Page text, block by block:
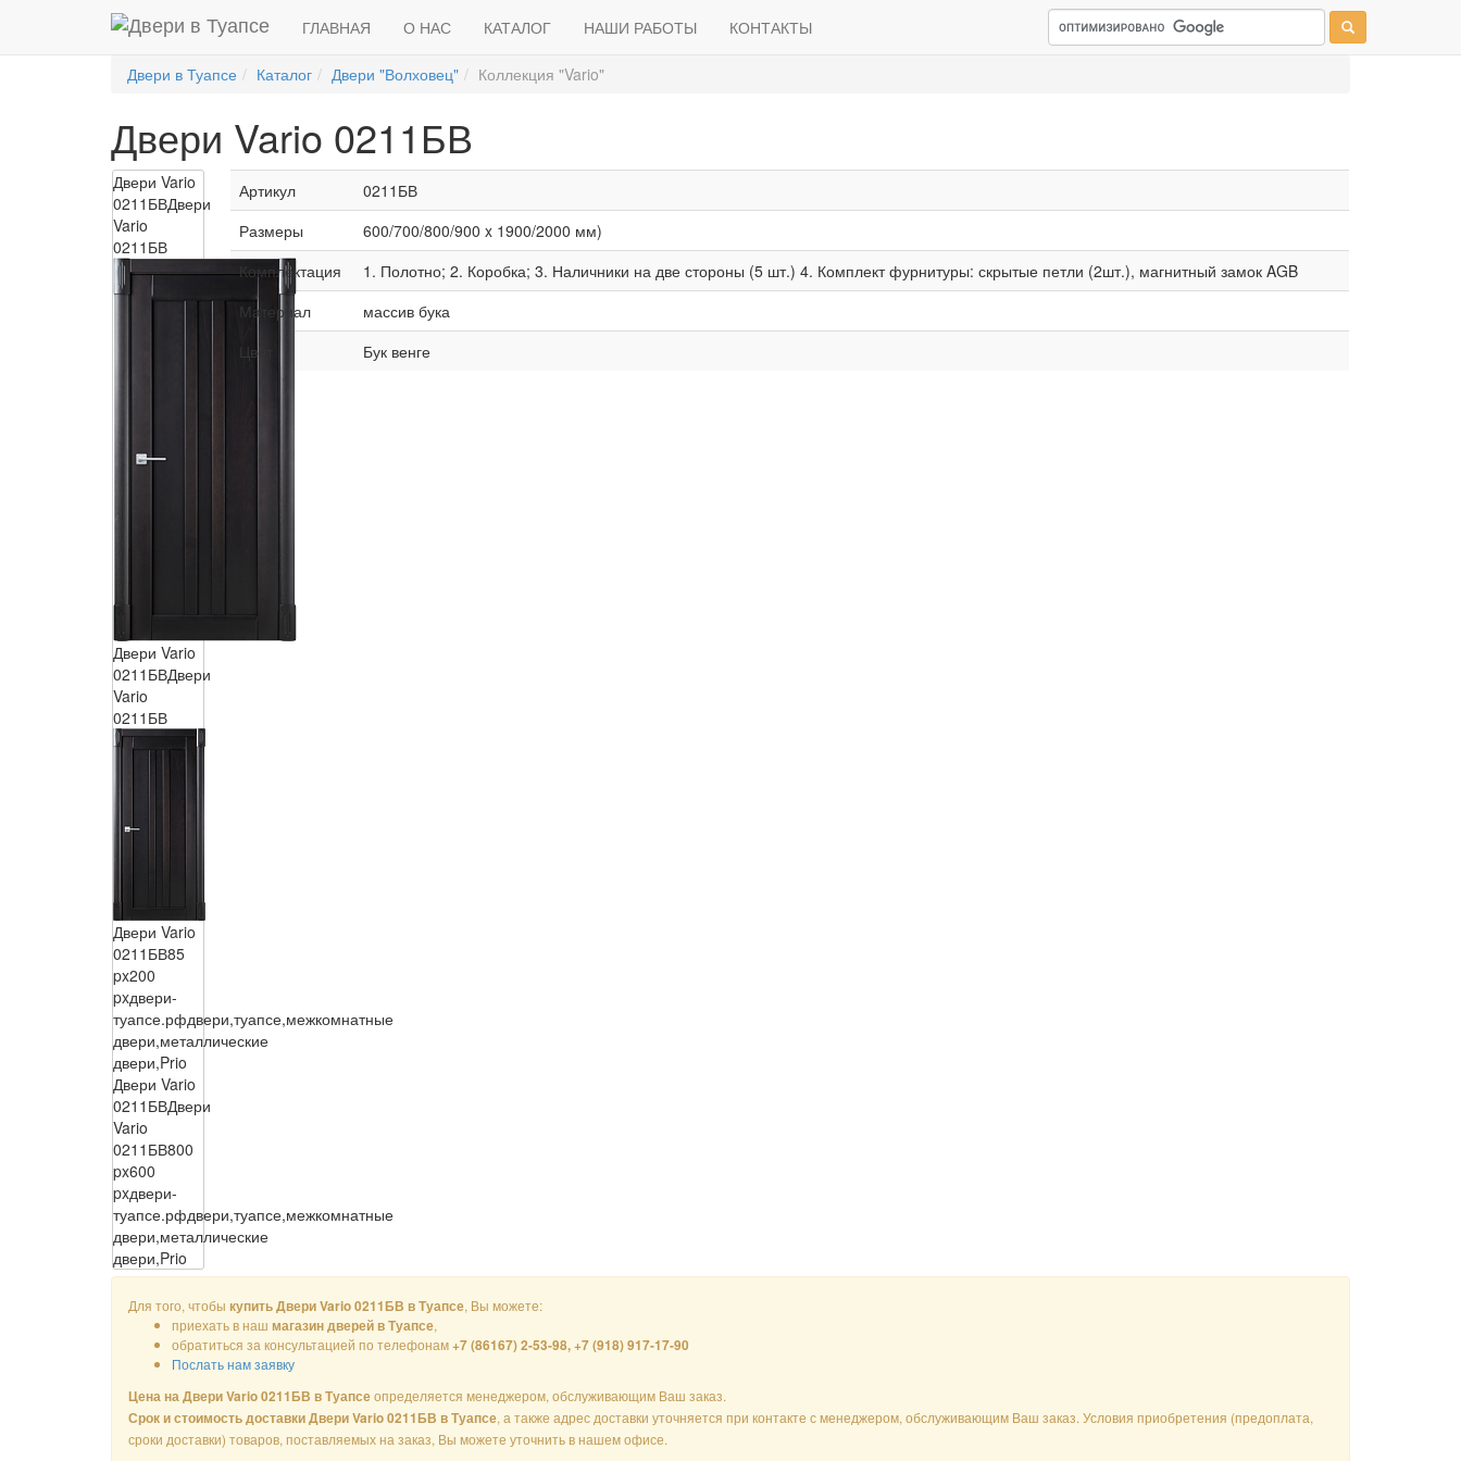
ГЛАВНАЯ О НАС КАТАЛОГ НАШИ РАБОТЫ КОНТАКТЫ
Двери в Туапсе Каталог Двери "Волховец" Коллекция "Vario"
Двери Vario 0211БВ
Двери Vario
0211БВДвери
Vario
0211БВ
Двери Vario
0211БВДвери
Vario
0211БВ
Двери Vario
0211БВ85
px200
pxдвери-
туапсе.рфдвери,туапсе,межкомнатные
двери,металлические
двери,Prio
Двери Vario
0211БВДвери
Vario
0211БВ800
px600
pxдвери-
туапсе.рфдвери,туапсе,межкомнатные
двери,металлические
двери,Prio
Артикул
0211БВ
Размеры
600/700/800/900 x 1900/2000 мм)
Комплектация
1. Полотно; 2. Коробка; 3. Наличники на две стороны (5 шт.) 4. Комплект фурнитуры: скрытые петли (2шт.), магнитный замок AGB
Материал
массив бука
Цвет
Бук венге
Для того, чтобы купить Двери Vario 0211БВ в Туапсе, Вы можете:
приехать в наш магазин дверей в Туапсе,
обратиться за консультацией по телефонам+7 (86167) 2-53-98, +7 (918) 917-17-90
Послать нам заявку
Цена на Двери Vario 0211БВ в Туапсеопределяется менеджером, обслуживающим Ваш заказ.
Срок и стоимость доставки Двери Vario 0211БВ в Туапсе, а также адрес доставки уточняется при контакте с менеджером, обслуживающим Ваш заказ. Условия приобретения (предоплата,
сроки доставки) товаров, поставляемых на заказ, Вы можете уточнить в нашем офисе.